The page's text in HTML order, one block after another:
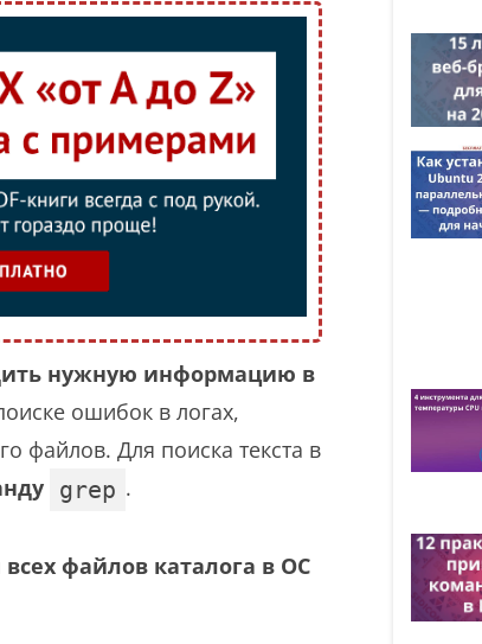
нужную информацию в
ошибок в логах,
файлов. Для поиска текста в
grep .
всех файлов каталога в ОС